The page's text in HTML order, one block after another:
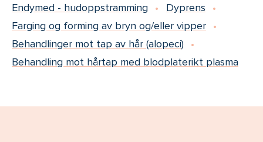
Endymed - hudoppstramming
Dyprens
Farging og forming av bryn og/eller vipper
Behandlinger mot tap av hår (alopeci)
Behandling mot hårtap med blodplaterikt plasma